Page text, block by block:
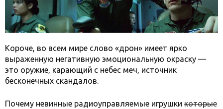
Короче, во всем мире слово «дрон» имеет ярко
выраженную негативную эмоциональную окраску —
это оружие, карающий с небес меч, источник
бесконечных скандалов.
Почему невинные радиоуправляемые игрушки которые